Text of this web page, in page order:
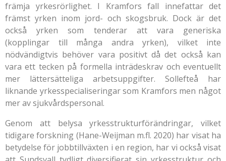
främja yrkesrörlighet. I Kramfors fall innefattar det
främst yrken inom jord- och skogsbruk. Dock är det
också yrken som tenderar att vara generiska
(kopplingar till många andra yrken), vilket inte
nödvändigtvis behöver vara positivt då det också kan
vara ett tecken på formella inträdeskrav och eventuellt
mer lättersätteliga arbetsuppgifter. Sollefteå har
liknande yrkesspecialiseringar som Kramfors men något
mer av sjukvårdspersonal.
Genom att belysa yrkesstrukturförändringar, vilket
tidigare forskning (Hane-Weijman m.fl. 2020) har visat ha
betydelse för jobbtillväxten i en region, har vi också visat